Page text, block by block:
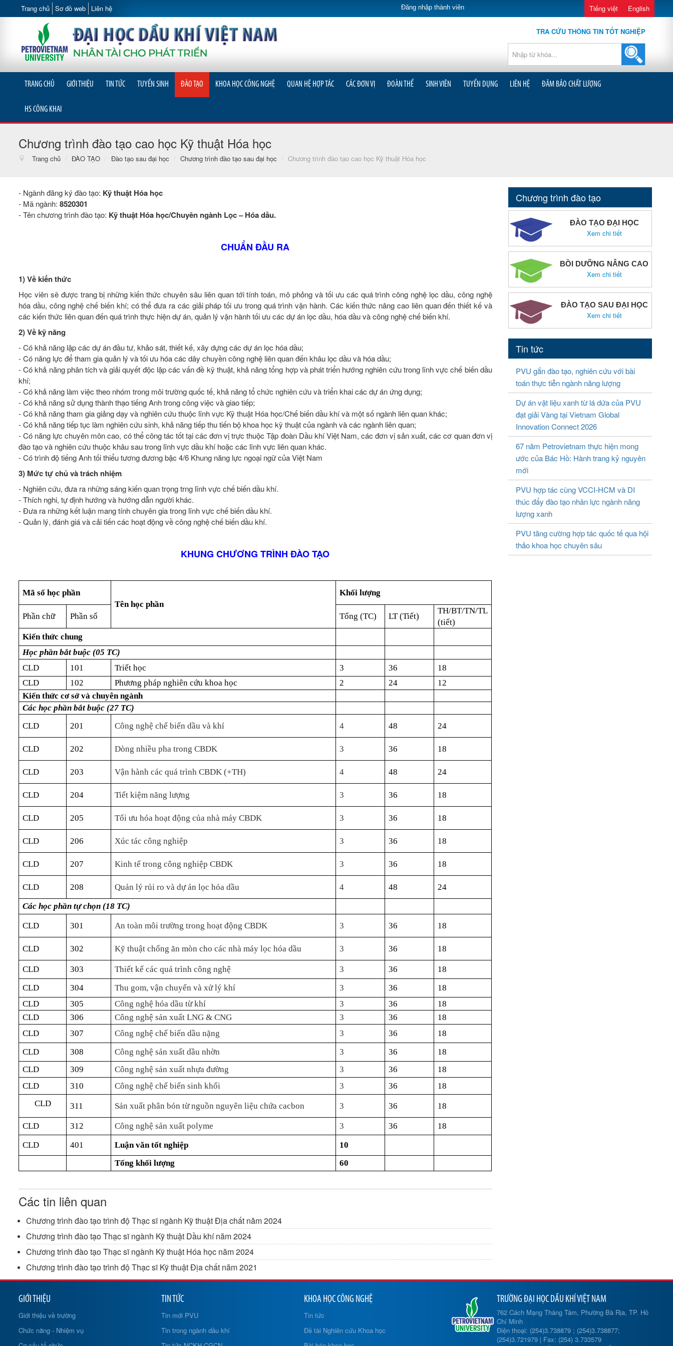
Trang chủ Sơ đồ web Liên hệ Đăng nhập thành viên Tiếng việt English
TRA CỨU THÔNG TIN TỐT NGHIỆP
TRANG CHỦ GIỚI THIỆU TIN TỨC TUYỂN SINH ĐÀO TẠO KHOA HỌC CÔNG NGHỆ QUAN HỆ HỢP TÁC CÁC ĐƠN VỊ ĐOÀN THỂ SINH VIÊN TUYỂN DỤNG LIÊN HỆ ĐẢM BẢO CHẤT LƯỢNG
HS CÔNG KHAI
Chương trình đào tạo cao học Kỹ thuật Hóa học
Trang chủ / ĐÀO TẠO / Đào tạo sau đại học / Chương trình đào tạo sau đại học / Chương trình đào tạo cao học Kỹ thuật Hóa học
- Ngành đăng ký đào tạo: Kỹ thuật Hóa học
- Mã ngành: 8520301
- Tên chương trình đào tạo: Kỹ thuật Hóa học/Chuyên ngành Lọc – Hóa dầu.
CHUẨN ĐẦU RA
1) Về kiến thức
Học viên sẽ được trang bị những kiến thức chuyên sâu liên quan tới tính toán, mô phỏng và tối ưu các quá trình công nghệ lọc dầu, công nghệ
hóa dầu, công nghệ chế biến khí; có thể đưa ra các giải pháp tối ưu trong quá trình vận hành. Các kiến thức nâng cao liên quan đến thiết kế và
các kiến thức liên quan đến quá trình thực hiện dự án, quản lý vận hành tối ưu các dự án lọc dầu, hóa dầu và công nghệ chế biến khí.
2) Về kỹ năng
- Có khả năng lập các dự án đầu tư, khảo sát, thiết kế, xây dựng các dự án lọc hóa dầu;
- Có năng lực để tham gia quản lý và tối ưu hóa các dây chuyền công nghệ liên quan đến khâu lọc dầu và hóa dầu;
- Có khả năng phân tích và giải quyết độc lập các vấn đề kỹ thuật, khả năng tổng hợp và phát triển hướng nghiên cứu trong lĩnh vực chế biến dầu
khí;
- Có khả năng làm việc theo nhóm trong môi trường quốc tế, khả năng tổ chức nghiên cứu và triển khai các dự án ứng dụng;
- Có khả năng sử dụng thành thạo tiếng Anh trong công việc và giao tiếp;
- Có khả năng tham gia giảng dạy và nghiên cứu thuộc lĩnh vực Kỹ thuật Hóa học/Chế biến dầu khí và một số ngành liên quan khác;
- Có khả năng tiếp tục làm nghiên cứu sinh, khả năng tiếp thu tiến bộ khoa học kỹ thuật của ngành và các ngành liên quan;
- Có năng lực chuyên môn cao, có thể công tác tốt tại các đơn vị trực thuộc Tập đoàn Dầu khí Việt Nam, các đơn vị sản xuất, các cơ quan đơn vị
đào tạo và nghiên cứu thuộc khâu sau trong lĩnh vực dầu khí hoặc các lĩnh vực liên quan khác.
- Có trình độ tiếng Anh tối thiểu tương đương bậc 4/6 Khung năng lực ngoại ngữ của Việt Nam
3) Mức tự chủ và trách nhiệm
- Nghiên cứu, đưa ra những sáng kiến quan trọng trng lĩnh vực chế biến dầu khí.
- Thích nghi, tự định hướng và hướng dẫn người khác.
- Đưa ra những kết luận mang tính chuyên gia trong lĩnh vực chế biến dầu khí.
- Quản lý, đánh giá và cải tiến các hoạt động về công nghệ chế biến dầu khí.
KHUNG CHƯƠNG TRÌNH ĐÀO TẠO
Mã số học phần
Tên học phần
Khối lượng
Phần chữ Phần số Tổng (TC) LT (Tiết)
TH/BT/TN/TL
(tiết)
Kiến thức chung
Học phần bắt buộc (05 TC)
CLD
101 Triết học 3 36
18
CLD
102 Phương pháp nghiên cứu khoa học 2 24
12
Kiến thức cơ sở và chuyên ngành
Các học phần bắt buộc (27 TC)
CLD
201 Công nghệ chế biến dầu và khí 4 48 24
CLD 202 Dòng nhiều pha trong CBDK 3 36 18
CLD 203 Vận hành các quá trình CBDK (+TH) 4 48 24
CLD 204 Tiết kiệm năng lượng 3 36 18
CLD 205 Tối ưu hóa hoạt động của nhà máy CBDK 3 36 18
CLD 206 Xúc tác công nghiệp 3 36 18
CLD 207 Kinh tế trong công nghiệp CBDK 3 36 18
CLD 208 Quản lý rủi ro và dự án lọc hóa dầu 4 48
24
Các học phần tự chọn (18 TC)
CLD 301 An toàn môi trường trong hoạt động CBDK 3 36 18
CLD 302 Kỹ thuật chống ăn mòn cho các nhà máy lọc hóa dầu 3 36 18
CLD 303 Thiết kế các quá trình công nghệ 3 36
18
CLD
304 Thu gom, vận chuyển và xử lý khí 3 36
18
CLD
305 Công nghệ hóa dầu từ khí 3 36
18
CLD
306 Công nghệ sản xuất LNG & CNG 3 36
18
CLD
307 Công nghệ chế biến dầu nặng 3 36
18
CLD
308 Công nghệ sản xuất dầu nhờn 3 36
18
CLD
309 Công nghệ sản xuất nhựa đường 3 36
18
CLD
310 Công nghệ chế biến sinh khối 3 36
18
CLD
311 Sản xuất phân bón từ nguồn nguyên liệu chứa cacbon 3 36 18
CLD 312 Công nghệ sản xuất polyme 3 36
18
CLD
401 Luận văn tốt nghiệp
10
Tổng khối lượng
60
Các tin liên quan
Chương trình đào tạo trình độ Thạc sĩ ngành Kỹ thuật Địa chất năm 2024
Chương trình đào tạo Thạc sĩ ngành Kỹ thuật Dầu khí năm 2024
Chương trình đào tạo Thạc sĩ ngành Kỹ thuật Hóa học năm 2024
Chương trình đào tạo trình độ Thạc sĩ Kỹ thuật Địa chất năm 2021
Chương trình đào tạo
ĐÀO TẠO ĐẠI HỌC
Xem chi tiết
BỒI DƯỠNG NÂNG CAO
Xem chi tiết
ĐÀO TẠO SAU ĐẠI HỌC
Xem chi tiết
Tin tức
PVU gắn đào tạo, nghiên cứu với bài
toán thực tiễn ngành năng lượng
Dự án vật liệu xanh từ lá dứa của PVU
đạt giải Vàng tại Vietnam Global
Innovation Connect 2026
67 năm Petrovietnam thực hiện mong
ước của Bác Hồ: Hành trang kỷ nguyên
mới
PVU hợp tác cùng VCCI-HCM và DI
thúc đẩy đào tạo nhân lực ngành năng
lượng xanh
PVU tăng cường hợp tác quốc tế qua hội
thảo khoa học chuyên sâu
GIỚI THIỆU
Giới thiệu về trường
Chức năng - Nhiệm vụ
TIN TỨC
Tin mới PVU
Tin trong ngành dầu khí
KHOA HỌC CÔNG NGHỆ
Tin tức
Đề tài Nghiên cứu Khoa học
TRƯỜNG ĐẠI HỌC DẦU KHÍ VIỆT NAM
762 Cách Mạng Tháng Tám, Phường Bà Rịa, TP. Hồ
Chí Minh
Điện thoại: (254)3.738879 ; (254)3.738877;
(254)3.721979 | Fax: (254) 3.733579